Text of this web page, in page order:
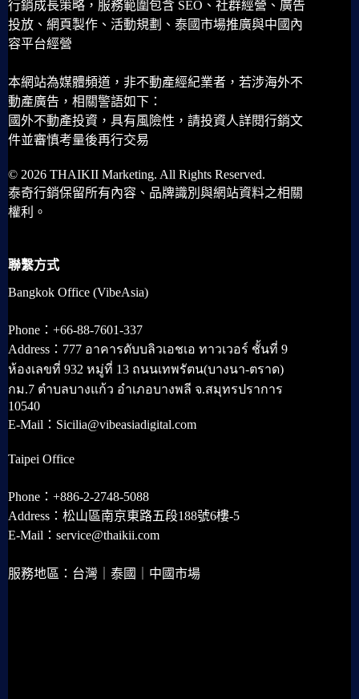
行銷成長策略，服務範圍包含 SEO、社群經營、廣告
投放、網頁製作、活動規劃、泰國市場推廣與中國內
容平台經營
本網站為媒體頻道，非不動產經紀業者，若涉海外不
動產廣告，相關警語如下：
國外不動產投資，具有風險性，請投資人詳閱行銷文
件並審慎考量後再行交易
© 2026 THAIKII Marketing. All Rights Reserved.
泰奇行銷保留所有內容、品牌識別與網站資料之相關
權利。
聯繫方式
Bangkok Office (VibeAsia)
Phone：+66-88-7601-337
Address：777 อาคารดับบลิวเอชเอ ทาวเวอร์ ชั้นที่ 9
ห้องเลขที่ 932 หมู่ที่ 13 ถนนเทพรัตน(บางนา-ตราด)
กม.7 ตำบลบางแก้ว อำเภอบางพลี จ.สมุทรปราการ
10540
E-Mail：Sicilia@vibeasiadigital.com
Taipei Office
Phone：+886-2-2748-5088
Address：松山區南京東路五段188號6樓-5
E-Mail：service@thaikii.com
服務地區：台灣｜泰國｜中國市場